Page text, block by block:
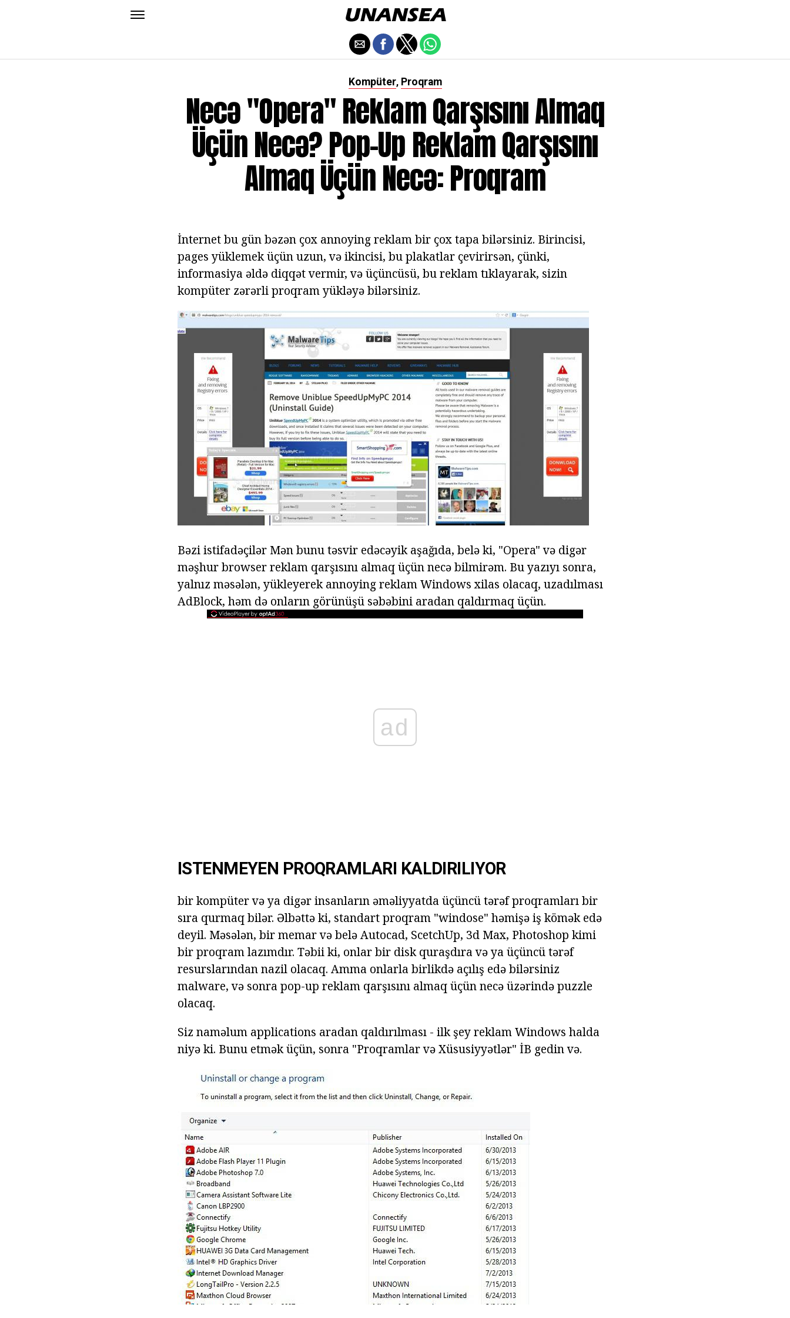
Kompüter, Proqram
Necə "Opera" Reklam Qarşısını Almaq
Üçün Necə? Pop-Up Reklam Qarşısını
Almaq Üçün Necə: Proqram
İnternet bu gün bəzən çox annoying reklam bir çox tapa bilərsiniz. Birincisi,
pages yüklemek üçün uzun, və ikincisi, bu plakatlar çevirirsən, çünki,
informasiya əldə diqqət vermir, və üçüncüsü, bu reklam tıklayarak, sizin
kompüter zərərli proqram yükləyə bilərsiniz.
Bəzi istifadəçilər Mən bunu təsvir edəcəyik aşağıda, belə ki, "Opera" və digər
məşhur browser reklam qarşısını almaq üçün necə bilmirəm. Bu yazıyı sonra,
yalnız məsələn, yükleyerek annoying reklam Windows xilas olacaq, uzadılması
AdBlock, həm də onların görünüşü səbəbini aradan qaldırmaq üçün.
ad
ISTENMEYEN PROQRAMLARI KALDIRILIYOR
bir kompüter və ya digər insanların əməliyyatda üçüncü tərəf proqramları bir
sıra qurmaq bilər. Əlbəttə ki, standart proqram "windose" həmişə iş kömək edə
deyil. Məsələn, bir memar və belə Autocad, ScetchUp, 3d Max, Photoshop kimi
bir proqram lazımdır. Təbii ki, onlar bir disk quraşdıra və ya üçüncü tərəf
resurslarından nazil olacaq. Amma onlarla birlikdə açılış edə bilərsiniz
malware, və sonra pop-up reklam qarşısını almaq üçün necə üzərində puzzle
olacaq.
Siz naməlum applications aradan qaldırılması - ilk şey reklam Windows halda
niyə ki. Bunu etmək üçün, sonra "Proqramlar və Xüsusiyyətlər" İB gedin və.